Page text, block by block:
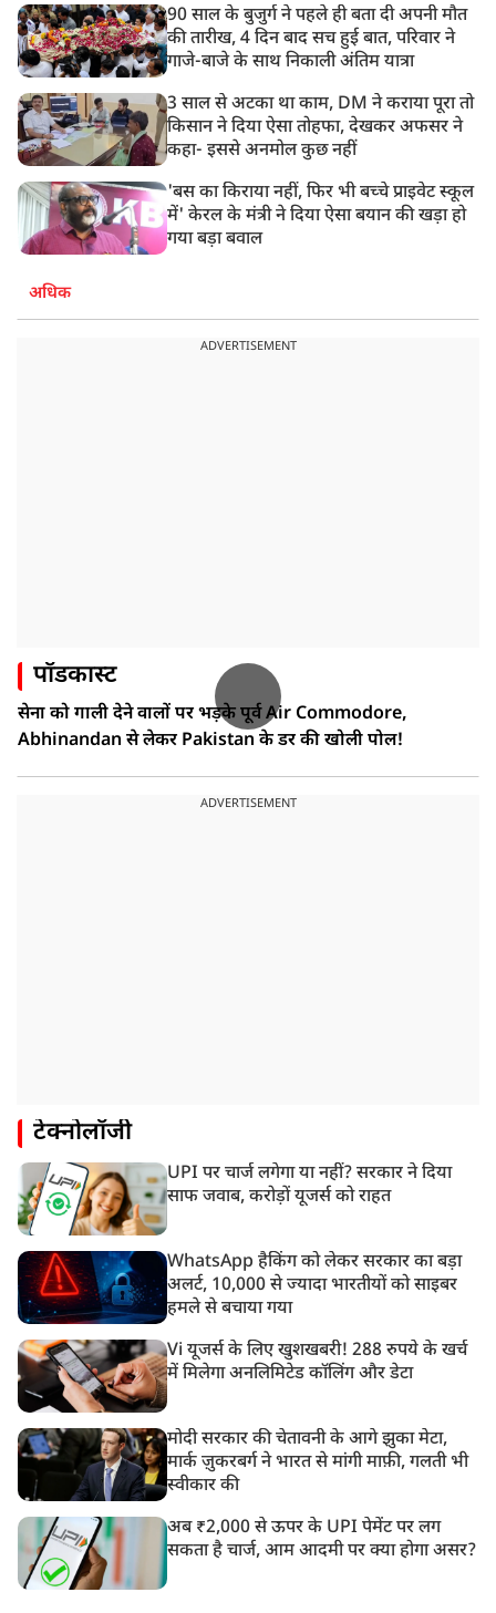
90 साल के बुजुर्ग ने पहले ही बता दी अपनी मौत
की तारीख, 4 दिन बाद सच हुई बात, परिवार ने
गाजे-बाजे के साथ निकाली अंतिम यात्रा
3 साल से अटका था काम, DM ने कराया पूरा तो
किसान ने दिया ऐसा तोहफा, देखकर अफसर ने
कहा- इससे अनमोल कुछ नहीं
'बस का किराया नहीं, फिर भी बच्चे प्राइवेट स्कूल
में' केरल के मंत्री ने दिया ऐसा बयान की खड़ा हो
गया बड़ा बवाल
अधिक
ADVERTISEMENT
पॉडकास्ट
सेना को गाली देने वालों पर भड़के पूर्व Air Commodore,
Abhinandan से लेकर Pakistan के डर की खोली पोल!
ADVERTISEMENT
टेक्नोलॉजी
UPI पर चार्ज लगेगा या नहीं? सरकार ने दिया
साफ जवाब, करोड़ों यूजर्स को राहत
WhatsApp हैकिंग को लेकर सरकार का बड़ा
अलर्ट, 10,000 से ज्यादा भारतीयों को साइबर
हमले से बचाया गया
Vi यूजर्स के लिए खुशखबरी! 288 रुपये के खर्च
में मिलेगा अनलिमिटेड कॉलिंग और डेटा
मोदी सरकार की चेतावनी के आगे झुका मेटा,
मार्क ज़ुकरबर्ग ने भारत से मांगी माफ़ी, गलती भी
स्वीकार की
अब ₹2,000 से ऊपर के UPI पेमेंट पर लग
सकता है चार्ज, आम आदमी पर क्या होगा असर?